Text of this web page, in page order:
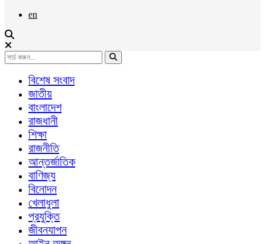
en
বিশেষ সংবাদ
জাতীয়
বাংলাদেশ
রাজধানী
শিক্ষা
রাজনীতি
আন্তর্জাতিক
বাণিজ্য
বিনোদন
খেলাধুলা
প্রযুক্তি
জীবনযাপন